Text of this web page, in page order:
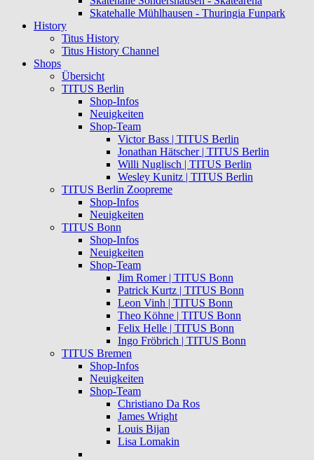
Skatehalle Mühlhausen - Thuringia Funpark
History
Titus History
Titus History Channel
Shops
Übersicht
TITUS Berlin
Shop-Infos
Neuigkeiten
Shop-Team
Victor Bass | TITUS Berlin
Jonathan Hätscher | TITUS Berlin
Willi Nuglisch | TITUS Berlin
Wesley Kunitz | TITUS Berlin
TITUS Berlin Zoopreme
Shop-Infos
Neuigkeiten
TITUS Bonn
Shop-Infos
Neuigkeiten
Shop-Team
Jim Romer | TITUS Bonn
Patrick Kurtz | TITUS Bonn
Leon Vinh | TITUS Bonn
Theo Köhne | TITUS Bonn
Felix Helle | TITUS Bonn
Ingo Fröbrich | TITUS Bonn
TITUS Bremen
Shop-Infos
Neuigkeiten
Shop-Team
Christiano Da Ros
James Wright
Louis Bijan
Lisa Lomakin